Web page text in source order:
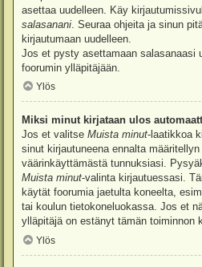
asettaa uudelleen. Käy
salasanani . Seuraa ohjeita ja sinun
kirjautumaan uudelleen.
Jos et pysty asettamaan salasanaasi
foorumin ylläpitäjään.
Ylös
Miksi minut kirjataan ulos
Jos et valitse Muista minut-laatikkoa
sinut kirjautuneena ennalta
väärinkäyttämästä tunnuksiasi.
Muista minut-valinta kirjautuessasi.
käytät foorumia jaetulta koneelta,
tai koulun tietokoneluokassa. Jos et
ylläpitäjä on estänyt tämän toiminnon
Ylös